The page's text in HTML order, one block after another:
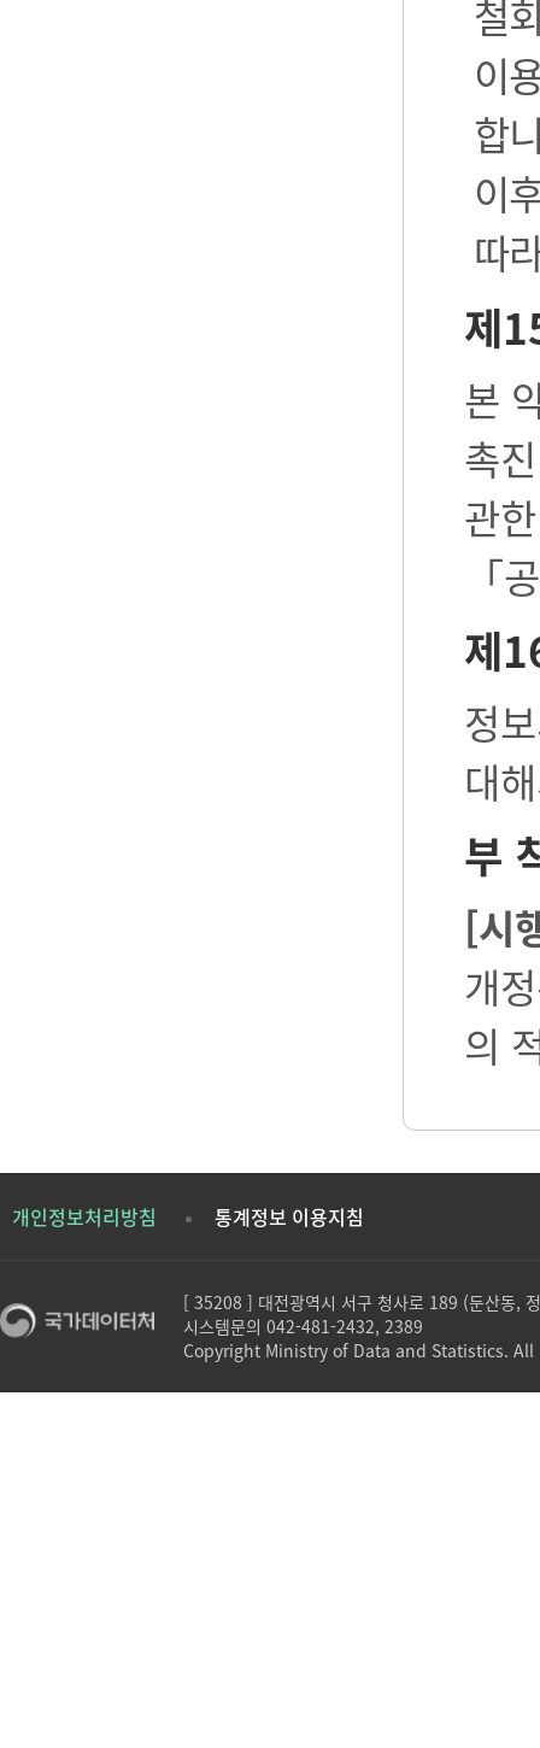
철
이
합
이
따
제
본
촉
관
「
제
정
대
부
[시
개
의
개인정보처리방침 통계정보 이용지침
[ 35208 ] 대전광역시 서구 청사로 189 (둔산동,
시스템문의 042-481-2432, 2389
Copyright Ministry of Data and Statistics.